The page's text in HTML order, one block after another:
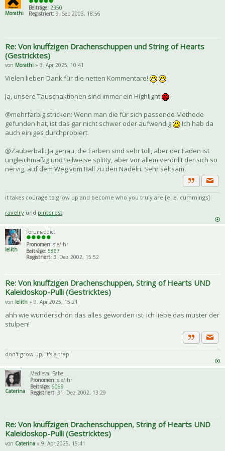
Morathi
Beiträge: 2350
Registriert: 9. Sep 2003, 18:56
Re: Von knuffzigen Drachenschuppen und String of Hearts
(Gestricktes)
von Morathi » 3. Apr 2025, 10:41
Vielen lieben Dank für die netten Kommentare!
Ja, unsere Tauschaktionen sind immer ein Highlight
@mehrfarbig stricken: Wenn man die für sich passende Methode
gefunden hat, ist das gar nicht schwer oder aufwendig
Ich hab da
auch einiges durchprobiert.
@Zauberball: Ja genau, die Farben sind sehr toll, aber der Faden ist
ungleichmäßig und teilweise splitty, aber vor allem verdrillt der sich so
nervig, auf dem Weg vom Ball zu den Nadeln. Sehr seltsam.
Zitat
it takes courage to grow up and become who you truly are [e. e. cummings]
ravelry und pinterest
lelith
Forumaddict
Pronomen: sie/ihr
Beiträge: 5867
Registriert: 3. Dez 2002, 15:52
Re: Von knuffzigen Drachenschuppen, String of Hearts UND
Kaleidoskop-Pulli (Gestricktes)
von lelith » 9. Apr 2025, 15:21
ahh wie wunderschön das alles geworden ist. ich liebe das muster der
stulpen!
Zitat
don't grow up, it's a trap
Caterina
Medieval Babe
Pronomen: sie/ihr
Beiträge: 6069
Registriert: 31. Dez 2002, 13:29
Re: Von knuffzigen Drachenschuppen, String of Hearts UND
Kaleidoskop-Pulli (Gestricktes)
von Caterina » 9. Apr 2025, 15:41